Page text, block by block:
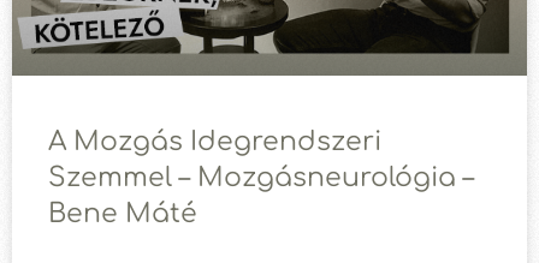
A Mozgás Idegrendszeri
Szemmel – Mozgásneurológia –
Bene Máté